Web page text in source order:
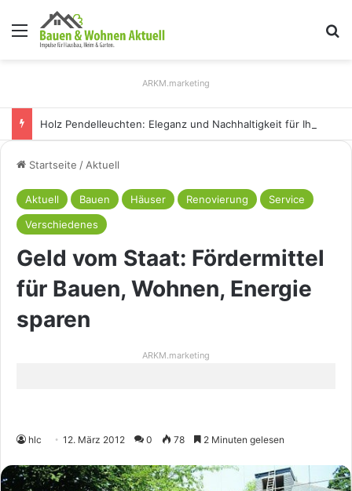
Menü
ARKM.marketing
Startseite / Aktuell
Aktuell Bauen Häuser Renovierung
Service
Verschiedenes
Geld vom Staat: Fördermittel
für Bauen, Wohnen, Energie
sparen
ARKM.marketing
hlc 12. März 2012 0 78 2 Minuten gelesen